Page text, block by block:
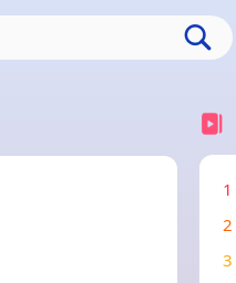
1
2
3